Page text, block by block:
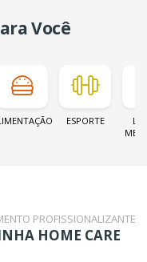
Você
ESPORTE
PROFISSIONALIZANTE
HOME CARE